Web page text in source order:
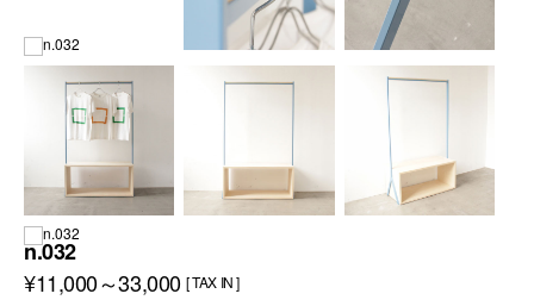
n.032
¥11,000～33,000[ TAX IN ]